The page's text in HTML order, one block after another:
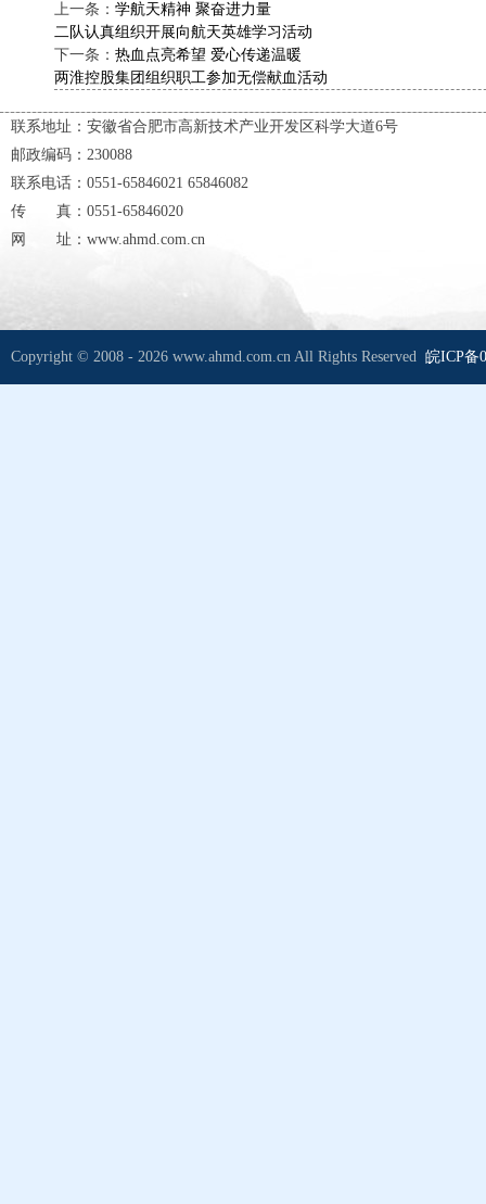
上一条： 学航天精神 聚奋进力量
二队认真组织开展向航天英雄学习活动
下一条： 热血点亮希望 爱心传递温暖
两淮控股集团组织职工参加无偿献血活动
联系地址：安徽省合肥市高新技术产业开发区科学大道6号
邮政编码：230088
联系电话：0551-65846021 65846082
传 真：0551-65846020
网 址：www.ahmd.com.cn
Copyright © 2008 - 2026 www.ahmd.com.cn All Rights Reserved 皖ICP备